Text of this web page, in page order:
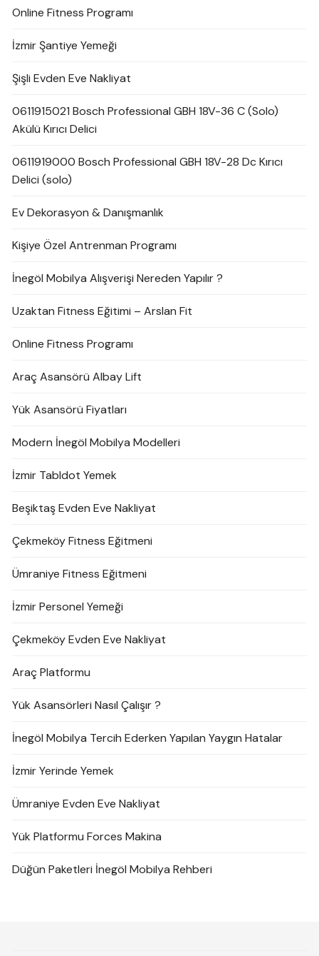
Online Fitness Programı
İzmir Şantiye Yemeği
Şişli Evden Eve Nakliyat
0611915021 Bosch Professional GBH 18V-36 C (Solo)
Akülü Kırıcı Delici
0611919000 Bosch Professional GBH 18V-28 Dc Kırıcı
Delici (solo)
Ev Dekorasyon & Danışmanlık
Kişiye Özel Antrenman Programı
İnegöl Mobilya Alışverişi Nereden Yapılır ?
Uzaktan Fitness Eğitimi – Arslan Fit
Online Fitness Programı
Araç Asansörü Albay Lift
Yük Asansörü Fiyatları
Modern İnegöl Mobilya Modelleri
İzmir Tabldot Yemek
Beşiktaş Evden Eve Nakliyat
Çekmeköy Fitness Eğitmeni
Ümraniye Fitness Eğitmeni
İzmir Personel Yemeği
Çekmeköy Evden Eve Nakliyat
Araç Platformu
Yük Asansörleri Nasıl Çalışır ?
İnegöl Mobilya Tercih Ederken Yapılan Yaygın Hatalar
İzmir Yerinde Yemek
Ümraniye Evden Eve Nakliyat
Yük Platformu Forces Makina
Düğün Paketleri İnegöl Mobilya Rehberi